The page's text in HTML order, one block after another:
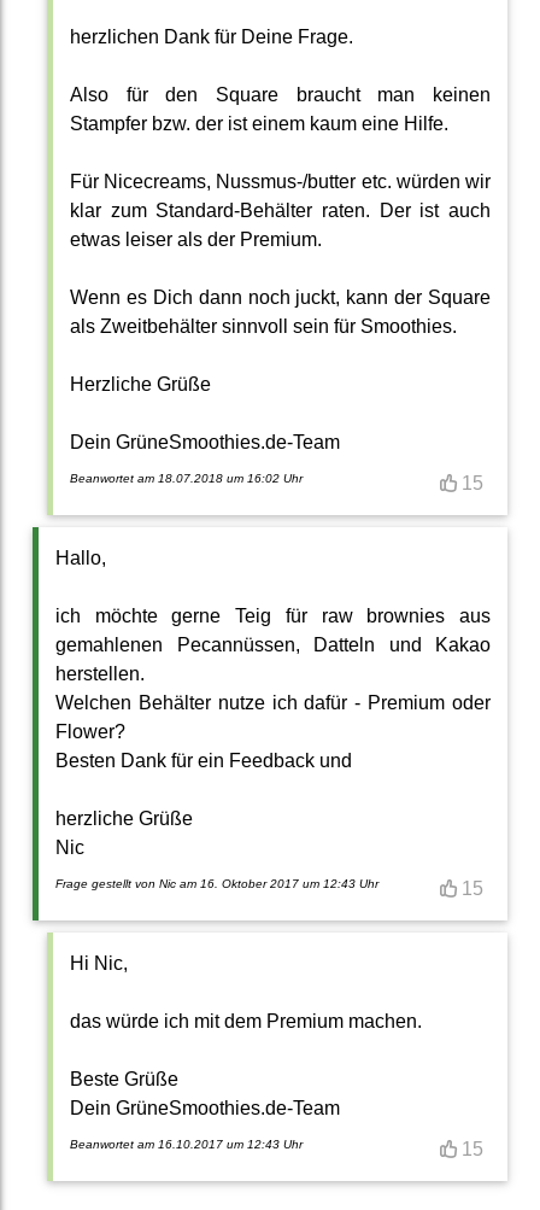
herzlichen Dank für Deine Frage.
Also für den Square braucht man keinen
Stampfer bzw. der ist einem kaum eine Hilfe.
Für Nicecreams, Nussmus-/butter etc. würden wir
klar zum Standard-Behälter raten. Der ist auch
etwas leiser als der Premium.
Wenn es Dich dann noch juckt, kann der Square
als Zweitbehälter sinnvoll sein für Smoothies.
Herzliche Grüße
Dein GrüneSmoothies.de-Team
Beanwortet am 18.07.2018 um 16:02 Uhr 15
Hallo,
ich möchte gerne Teig für raw brownies aus
gemahlenen Pecannüssen, Datteln und Kakao
herstellen.
Welchen Behälter nutze ich dafür - Premium oder
Flower?
Besten Dank für ein Feedback und
herzliche Grüße
Nic
Frage gestellt von Nic am 16. Oktober 2017 um 12:43 Uhr 15
Hi Nic,
das würde ich mit dem Premium machen.
Beste Grüße
Dein GrüneSmoothies.de-Team
Beanwortet am 16.10.2017 um 12:43 Uhr 15